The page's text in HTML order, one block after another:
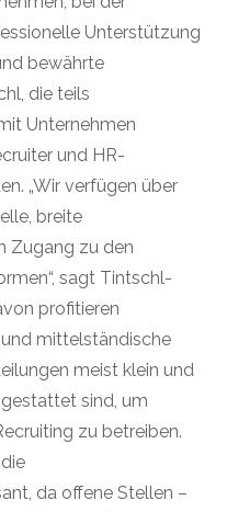
Unterstützung
bewährte
die teils
Unternehmen
und HR-
„Wir verfügen über
breite
Zugang zu den
sagt Tintschl-
profitieren
mittelständische
meist klein und
sind, um
zu betreiben.
da offene Stellen –